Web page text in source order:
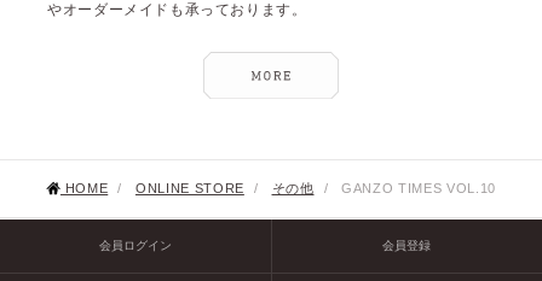
やオーダーメイドも承っております。
HOME / ONLINE STORE / その他 / GANZO TIMES VOL.10
会員ログイン 会員登録